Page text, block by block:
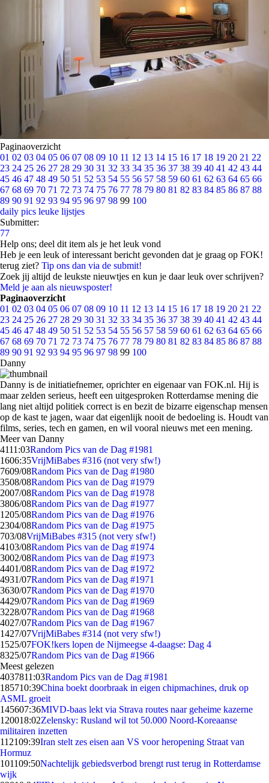
Paginaoverzicht
01 02 03 04 05 06 07 08 09 10 11 12 13 14 15 16 17 18 19 20 21 22
23 24 25 26 27 28 29 30 31 32 33 34 35 36 37 38 39 40 41 42 43 44
45 46 47 48 49 50 51 52 53 54 55 56 57 58 59 60 61 62 63 64 65 66
67 68 69 70 71 72 73 74 75 76 77 78 79 80 81 82 83 84 85 86 87 88
89 90 91 92 93 94 95 96 97 98 99 100
daily pics leuke lijstjes
Submitter:
77
Help ons; deel dit item als je het leuk vond
Heb je een leuk of interessant bericht gevonden dat je graag op FOK!
terug ziet? Tip ons dan via de submit!
Zoek jij altijd de leukste nieuwtjes en kun je daar leuk over schrijven?
Meld je aan als nieuwsposter!
Paginaoverzicht
01 02 03 04 05 06 07 08 09 10 11 12 13 14 15 16 17 18 19 20 21 22
23 24 25 26 27 28 29 30 31 32 33 34 35 36 37 38 39 40 41 42 43 44
45 46 47 48 49 50 51 52 53 54 55 56 57 58 59 60 61 62 63 64 65 66
67 68 69 70 71 72 73 74 75 76 77 78 79 80 81 82 83 84 85 86 87 88
89 90 91 92 93 94 95 96 97 98 99 100
Danny
Danny is de initiatiefnemer, oprichter en eigenaar van FOK.nl. Hij is
maar zelden serieus, heeft een uitgesproken Rotterdamse mening die
lang niet altijd politiek correct is en bezit de bizarre eigenschap mensen
op de kast te jagen, waar dat eigenlijk nooit de bedoeling is. Houdt van
films, series, tech en gamen, en wil vooral nieuws met een mening.
Meer van Danny
4111:03Random Pics van de Dag #1981
1606:35VrijMiBabes #316 (not very sfw!)
7609/08Random Pics van de Dag #1980
3508/08Random Pics van de Dag #1979
2007/08Random Pics van de Dag #1978
3806/08Random Pics van de Dag #1977
1205/08Random Pics van de Dag #1976
2304/08Random Pics van de Dag #1975
703/08VrijMiBabes #315 (not very sfw!)
4103/08Random Pics van de Dag #1974
3002/08Random Pics van de Dag #1973
4401/08Random Pics van de Dag #1972
4931/07Random Pics van de Dag #1971
3630/07Random Pics van de Dag #1970
4429/07Random Pics van de Dag #1969
3228/07Random Pics van de Dag #1968
4027/07Random Pics van de Dag #1967
1427/07VrijMiBabes #314 (not very sfw!)
1525/07FOK!kers lopen de Nijmeegse 4-daagse: Dag 4
8325/07Random Pics van de Dag #1966
Meest gelezen
4037811:03Random Pics van de Dag #1981
185710:39China boekt doorbraak in eigen chipmachines, druk op
ASML groeit
145607:36MIVD-baas lekt via Strava routes naar geheime kazerne
120018:02Zelensky: Rusland wil tot 50.000 Noord-Koreaanse
militairen inzetten
112109:39Iran stelt zes eisen aan VS voor heropening Straat van
Hormuz
101109:50Nachtelijk gebiedsverbod brengt rust terug in Rotterdamse
wijk